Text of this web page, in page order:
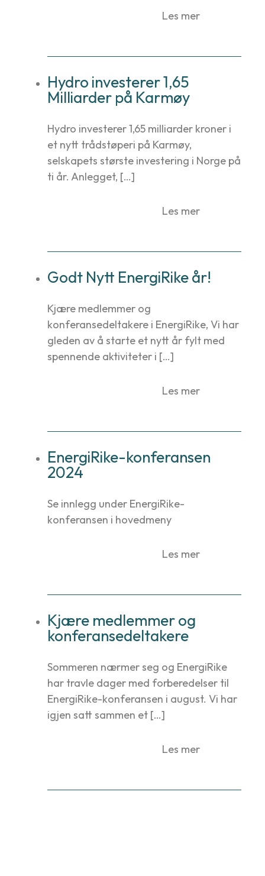
Les mer
Hydro investerer 1,65
Milliarder på Karmøy
Hydro investerer 1,65 milliarder kroner i
et nytt trådstøperi på Karmøy,
selskapets største investering i Norge på
ti år. Anlegget, […]
Les mer
Godt Nytt EnergiRike år!
Kjære medlemmer og
konferansedeltakere i EnergiRike, Vi har
gleden av å starte et nytt år fylt med
spennende aktiviteter i […]
Les mer
EnergiRike-konferansen
2024
Se innlegg under EnergiRike-
konferansen i hovedmeny
Les mer
Kjære medlemmer og
konferansedeltakere
Sommeren nærmer seg og EnergiRike
har travle dager med forberedelser til
EnergiRike-konferansen i august. Vi har
igjen satt sammen et […]
Les mer